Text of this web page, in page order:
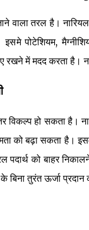
वाला तरल है।
पोटेशियम,
में मदद करता है।
विकल्प हो सकता है।
को बढ़ा सकता है।
पदार्थ को बाहर
तुरंत ऊर्जा प्रदान